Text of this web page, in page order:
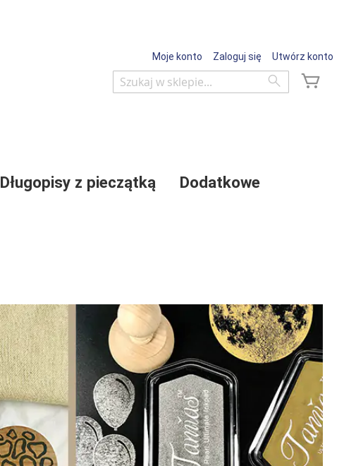
Moje konto Zaloguj się Utwórz konto
Wyszukaj
Długopisy z pieczątką Dodatkowe